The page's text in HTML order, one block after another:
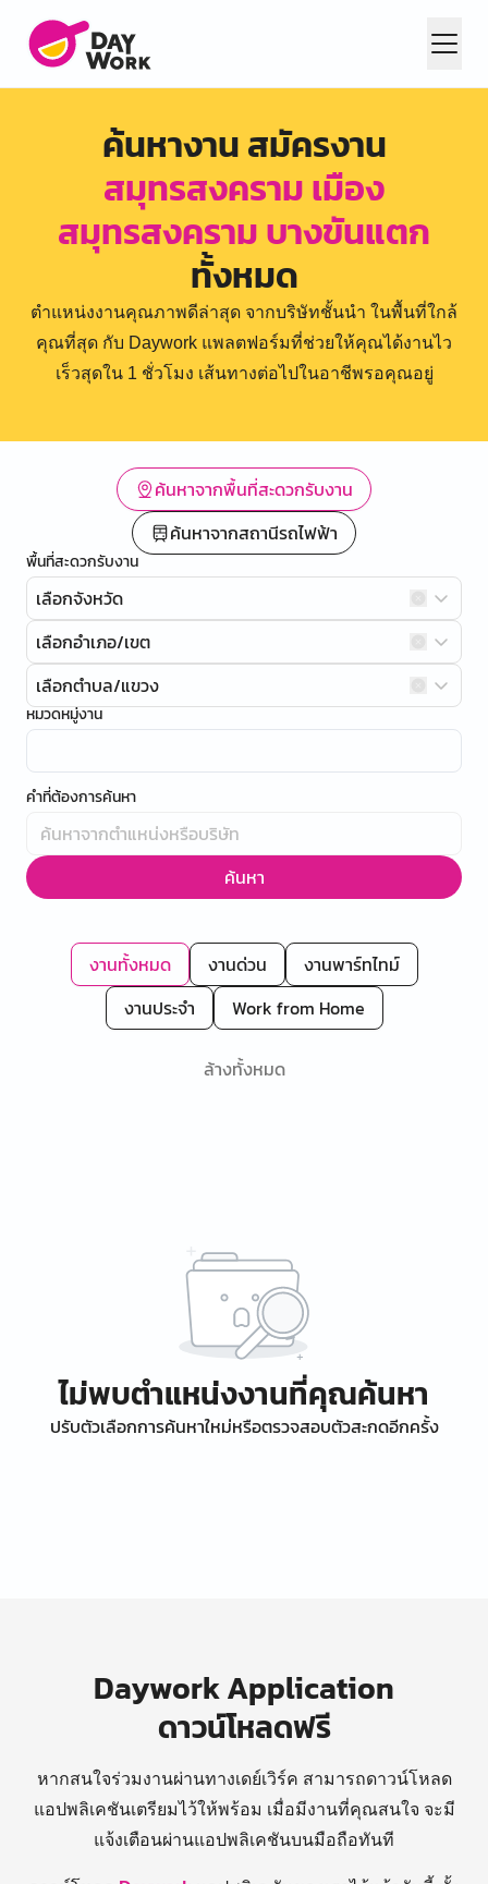
ค้นหางาน สมัครงาน
สมุทรสงคราม เมือง
สมุทรสงคราม บางขันแตก
ทั้งหมด
ตำแหน่งงานคุณภาพดีล่าสุด จากบริษัทชั้นนำ ในพื้นที่ใกล้
คุณที่สุด กับ Daywork แพลตฟอร์มที่ช่วยให้คุณได้งานไว
เร็วสุดใน 1 ชั่วโมง เส้นทางต่อไปในอาชีพรอคุณอยู่
ค้นหาจากพื้นที่สะดวกรับงาน
ค้นหาจากสถานีรถไฟฟ้า
พื้นที่สะดวกรับงาน
เลือกจังหวัด
เลือกอำเภอ/เขต
เลือกตำบล/แขวง
หมวดหมู่งาน
คำที่ต้องการค้นหา
ค้นหา
งานทั้งหมด งานด่วน
งานพาร์ทไทม์
งานประจำ
Work from Home
ล้างทั้งหมด
ไม่พบตำแหน่งงานที่คุณค้นหา
ปรับตัวเลือกการค้นหาใหม่หรือตรวจสอบตัวสะกดอีกครั้ง
Daywork Application
ดาวน์โหลดฟรี
หากสนใจร่วมงานผ่านทางเดย์เวิร์ค สามารถดาวน์โหลด
แอปพลิเคชันเตรียมไว้ให้พร้อม เมื่อมีงานที่คุณสนใจ จะมี
แจ้งเตือนผ่านแอปพลิเคชันบนมือถือทันที